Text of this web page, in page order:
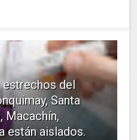
del
Santa
Macachín,
están aislados.